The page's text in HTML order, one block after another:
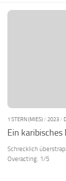
1 STERN (MIES)/ 2023/
Ein karibisches
Schrecklich
Overacting. 1/5